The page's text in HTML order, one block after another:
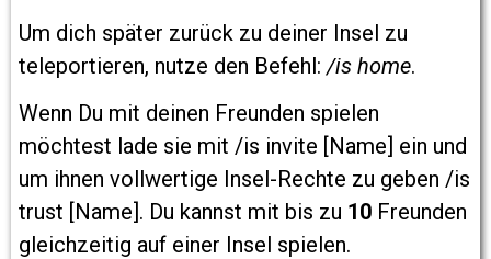
Um dich später zurück zu deiner Insel zu
teleportieren, nutze den Befehl: /is home.
Wenn Du mit deinen Freunden spielen
möchtest lade sie mit /is invite [Name] ein und
um ihnen vollwertige Insel-Rechte zu geben /is
trust [Name]. Du kannst mit bis zu 10 Freunden
gleichzeitig auf einer Insel spielen.